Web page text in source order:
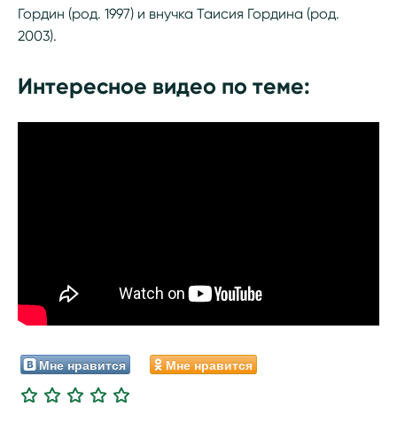
Гордин (род. 1997) и внучка Таисия Гордина (род.
2003).
Интересное видео по теме:
Мне нравится Мне нравится